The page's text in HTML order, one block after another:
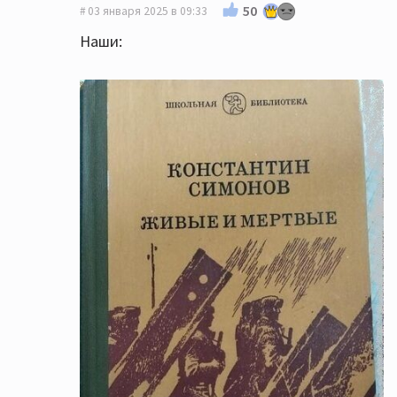
03 января 2025 в 09:33
50
Наши: